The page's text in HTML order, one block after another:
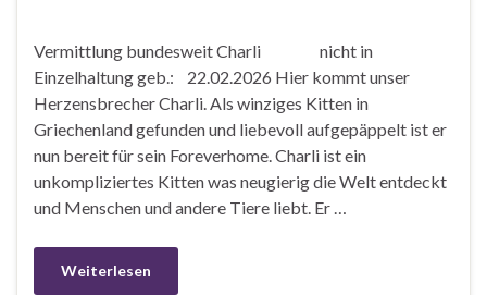
Vermittlung bundesweit Charli nicht in
Einzelhaltung geb.: 22.02.2026 Hier kommt unser
Herzensbrecher Charli. Als winziges Kitten in
Griechenland gefunden und liebevoll aufgepäppelt ist er
nun bereit für sein Foreverhome. Charli ist ein
unkompliziertes Kitten was neugierig die Welt entdeckt
und Menschen und andere Tiere liebt. Er …
Weiterlesen